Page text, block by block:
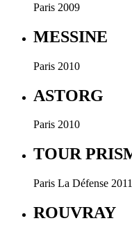
Paris 2009
MESSINE
Paris 2010
ASTORG
Paris 2010
TOUR
Paris La Défense 2011
ROUVRAY